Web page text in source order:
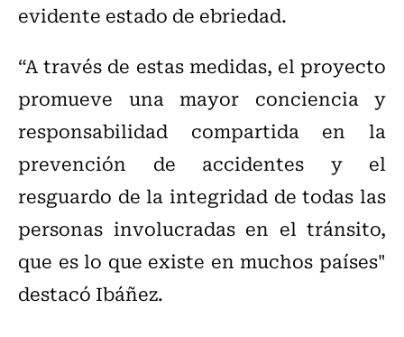
evidente estado de ebriedad.
“A través de estas medidas, el proyecto
promueve una mayor conciencia y
responsabilidad compartida en la
prevención de accidentes y el
resguardo de la integridad de todas las
personas involucradas en el tránsito,
que es lo que existe en muchos países"
destacó Ibáñez.